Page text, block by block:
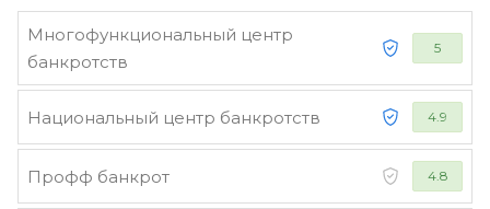
Многофункциональный центр
банкротств
5
Национальный центр банкротств 4.9
Профф банкрот 4.8